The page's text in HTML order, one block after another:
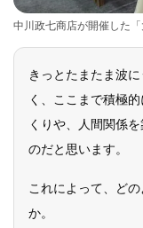
中川政七商店が開催した
きっとたまたま波
く、ここまで積極
くりや、人間関係
のだと思います。
これによって、ど
か。